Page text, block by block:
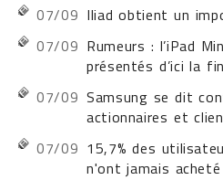
07/09 Iliad obtient un
07/09 Rumeurs : l’iPad
présentés d’ici la
07/09 Samsung se dit
actionnaires et
07/09 15,7% des
n'ont jamais